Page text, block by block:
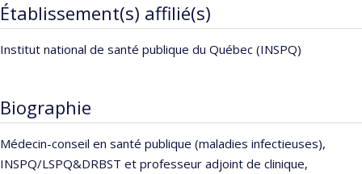
Établissement(s) affilié(s)
Institut national de santé publique du Québec (INSPQ)
Biographie
Médecin-conseil en santé publique (maladies infectieuses),
INSPQ/LSPQ&DRBST et professeur adjoint de clinique,